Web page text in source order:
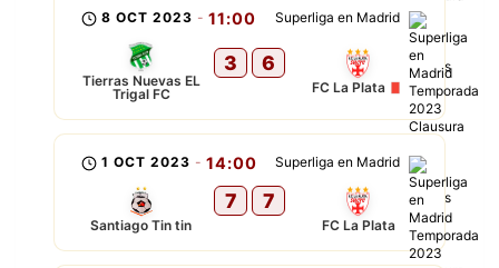
Superliga en Madrid
8 OCT 2023 - 11:00
Tierras Nuevas EL
Trigal FC
3 6
FC La Plata
Superliga en Madrid
1 OCT 2023 - 14:00
Santiago Tin tin
7 7
FC La Plata